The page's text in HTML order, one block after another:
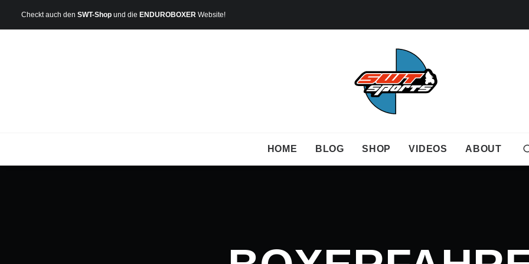
Checkt auch den SWT-Shop und die ENDUROBOXER Website!
HOME BLOG SHOP VIDEOS ABOUT